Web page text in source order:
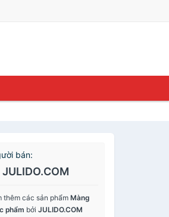
bán:
JULIDO.COM
thêm các sản phẩmMàng
phẩm bởiJULIDO.COM